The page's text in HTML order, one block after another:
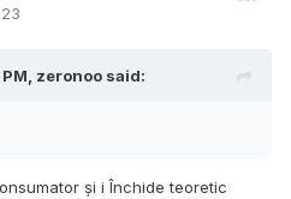
zeronoo said:
și i Închide teoretic